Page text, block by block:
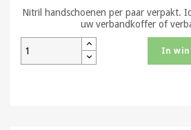
Nitril handschoenen per paar verpakt.
uw verbandkoffer of
In